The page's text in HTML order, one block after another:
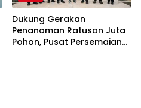
Dukung Gerakan
Penanaman Ratusan Juta
Pohon, Pusat Persemaian